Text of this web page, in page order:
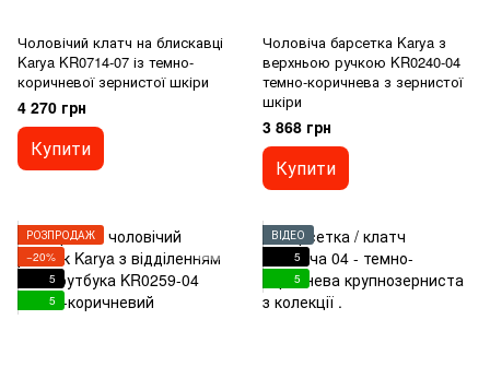
Чоловічий клатч на блискавці
Karya KR0714-07 із темно-
коричневої зернистої шкіри
4 270 грн
Купити
Чоловіча барсетка Karya з
верхньою ручкою KR0240-04
темно-коричнева з зернистої
шкіри
3 868 грн
Купити
РОЗПРОДАЖ
−20%
5
5
ВІДЕО
5
5